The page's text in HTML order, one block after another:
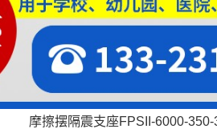
摩擦摆隔震支座FPSII-6000-350-